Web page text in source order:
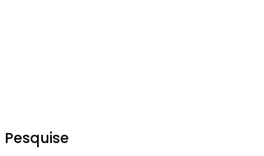
Pesquise